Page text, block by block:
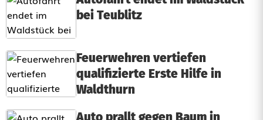
bei Teublitz
Feuerwehren vertiefen
qualifizierte Erste Hilfe in
Waldthurn